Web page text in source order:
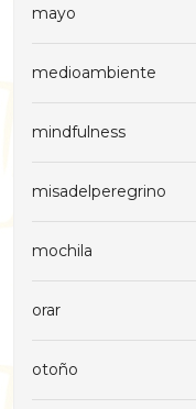
mayo
medioambiente
mindfulness
misadelperegrino
mochila
orar
otoño